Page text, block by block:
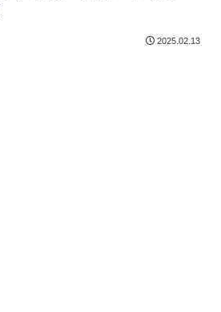
2025.02.13